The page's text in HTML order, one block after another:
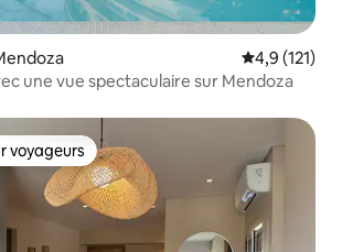
Évaluation
4,9 (121)
une vue spectaculaire sur Mendoza
les plus appréciés
voyageurs